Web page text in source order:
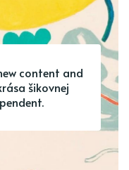
content and
šikovnej